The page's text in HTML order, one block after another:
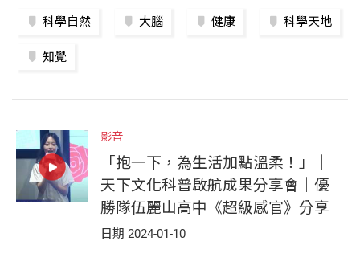
科學自然 大腦 健康 科學天地
知覺
影音
「抱一下，為生活加點溫柔！」｜
天下文化科普啟航成果分享會｜優
勝隊伍麗山高中《超級感官》分享
日期 2024-01-10